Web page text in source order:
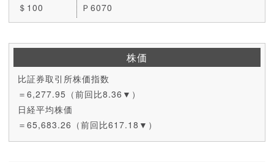
＄100
Ｐ6070
株価
比証券取引所株価指数
＝6,277.95（前回比8.36▼）
日経平均株価
＝65,683.26（前回比617.18▼）